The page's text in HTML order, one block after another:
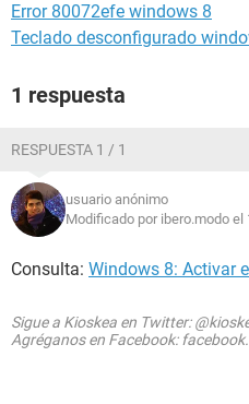
Error 80072efe windows 8
Teclado desconfigurado
1 respuesta
RESPUESTA 1 / 1
usuario anónimo
Modificado por ibero.modo
Consulta: Windows 8: Activar
Sigue a Kioskea en Twitter:
Agréganos en Facebook: